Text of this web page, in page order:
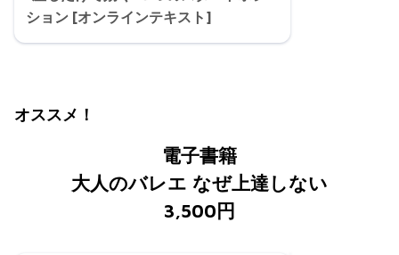
ション [オンラインテキスト]
オススメ！
電子書籍
大人のバレエ なぜ上達しない
3,500円